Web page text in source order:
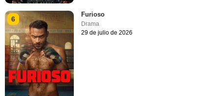
6
Furioso
Drama
29 de julio de 2026